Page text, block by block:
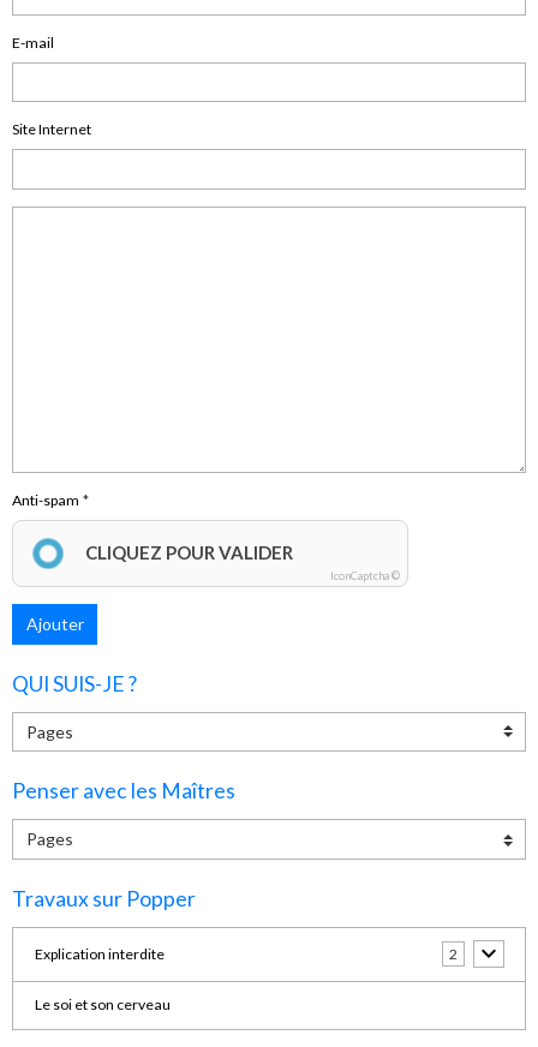
E-mail
Site Internet
Anti-spam
CLIQUEZ POUR VALIDER
IconCaptcha ©
Ajouter
QUI SUIS-JE ?
Penser avec les Maîtres
Travaux sur Popper
Explication interdite 2
Le soi et son cerveau